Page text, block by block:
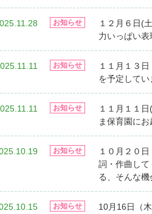
お知らせ
１２月６日(
力いっぱい
お知らせ
１１月１３
を予定して
お知らせ
１１月１１
ま保育園に
お知らせ
１０月２０
詞・作曲し
る、そんな
お知らせ
10月16日（